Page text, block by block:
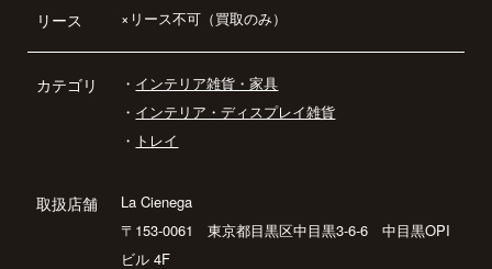
リース ×リース不可（買取のみ）
カテゴリ ・ インテリア雑貨・家具
・ インテリア・ディスプレイ雑貨
・ トレイ
取扱店舗
La Cienega
〒153-0061 東京都目黒区中目黒3-6-6 中目黒OPI
ビル 4F